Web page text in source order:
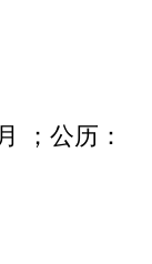
；公历：